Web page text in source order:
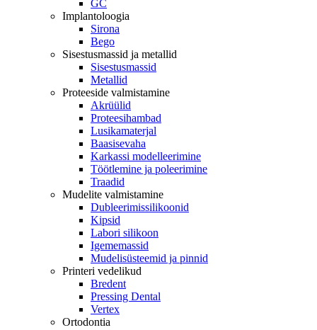
GC
Implantoloogia
Sirona
Bego
Sisestusmassid ja metallid
Sisestusmassid
Metallid
Proteeside valmistamine
Akrüülid
Proteesihambad
Lusikamaterjal
Baasisevaha
Karkassi modelleerimine
Töötlemine ja poleerimine
Traadid
Mudelite valmistamine
Dubleerimissilikoonid
Kipsid
Labori silikoon
Igememassid
Mudelisüsteemid ja pinnid
Printeri vedelikud
Bredent
Pressing Dental
Vertex
Ortodontia